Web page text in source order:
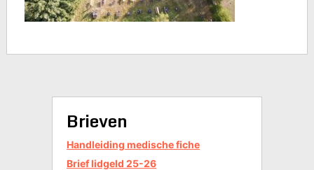
Brieven
Handleiding medische fiche
Brief lidgeld 25-26